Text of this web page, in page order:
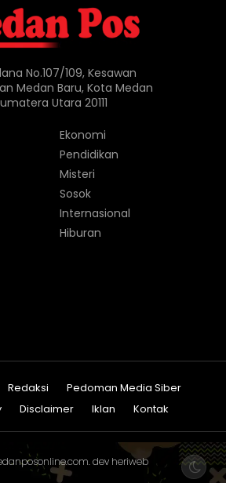
No.107/109, Kesawan
Medan Baru, Kota Medan
Utara 20111
Ekonomi
Pendidikan
Misteri
Sosok
Internasional
Hiburan
Redaksi
Pedoman Media Siber
Disclaimer Iklan Kontak
. dev heriweb